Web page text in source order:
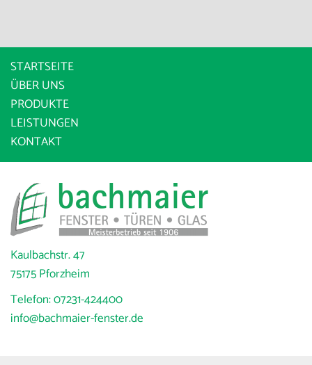
STARTSEITE
ÜBER UNS
PRODUKTE
LEISTUNGEN
KONTAKT
Kaulbachstr. 47
75175 Pforzheim
Telefon:07231-424400
info@bachmaier-fenster.de